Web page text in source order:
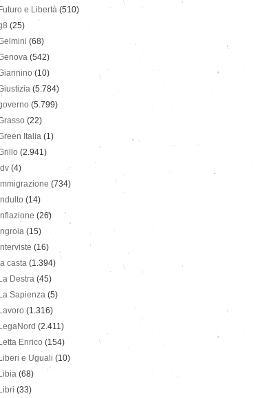
Futuro e Libertà (510)
(25)
(68)
(542)
(10)
(5.784)
(5.799)
(22)
Italia (1)
(2.941)
Idv (4)
Immigrazione (734)
(14)
(26)
Ingroia (15)
Interviste (16)
la casta (1.394)
La Destra (45)
La Sapienza (5)
Lavoro (1.316)
LegaNord (2.411)
Letta Enrico (154)
Liberi e Uguali (10)
Libia (68)
Libri (33)